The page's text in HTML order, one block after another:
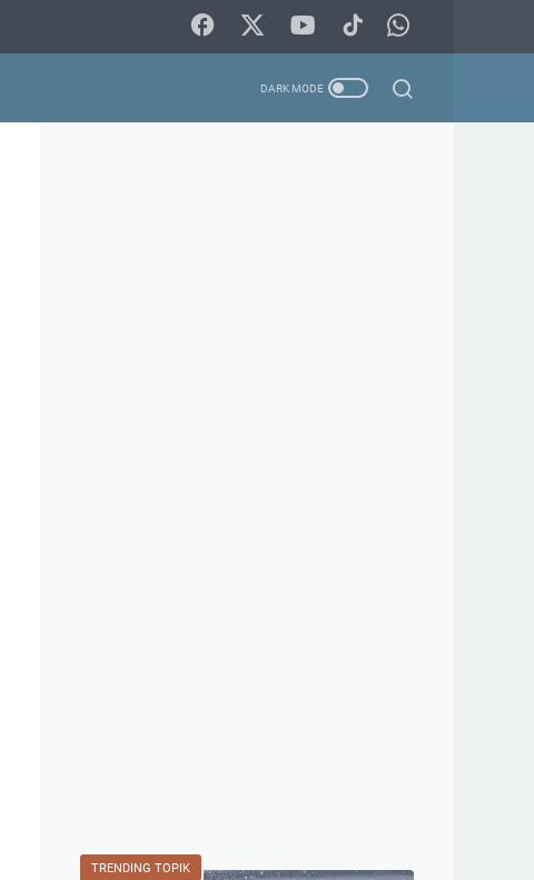
TRENDING TOPIK